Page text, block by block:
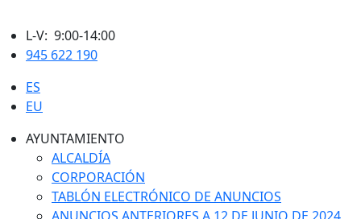
L-V: 9:00-14:00
945 622 190
ES
EU
AYUNTAMIENTO
ALCALDÍA
CORPORACIÓN
TABLÓN ELECTRÓNICO DE ANUNCIOS